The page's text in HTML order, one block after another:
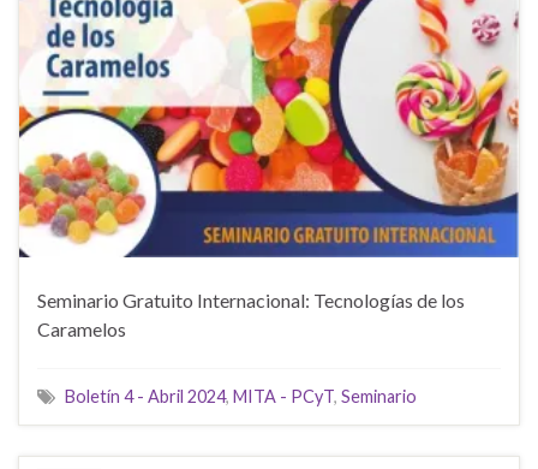
Seminario Gratuito Internacional: Tecnologías de los
Caramelos
Boletín 4 - Abril 2024, MITA - PCyT, Seminario